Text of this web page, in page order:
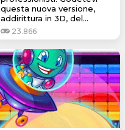
questa nuova versione,
addirittura in 3D, del...
23.866